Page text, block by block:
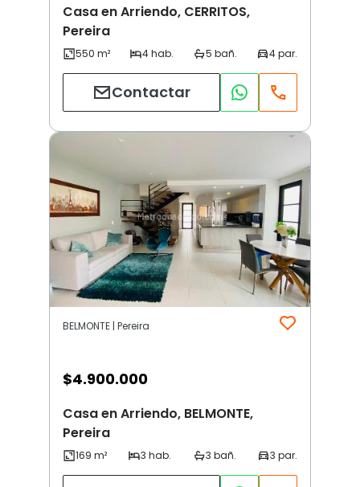
Casa en Arriendo, CERRITOS,
Pereira
Contactar
BELMONTE | Pereira
$4.900.000
Casa en Arriendo, BELMONTE,
Pereira